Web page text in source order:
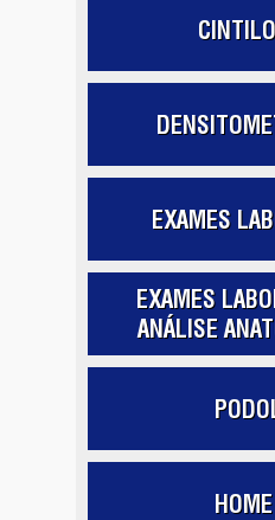
EXAMES
EXAMES
ANÁLISE